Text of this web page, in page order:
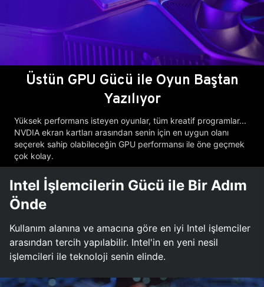
Üstün GPU Gücü ile Oyun Baştan
Yazılıyor
Yüksek performans isteyen oyunlar, tüm kreatif programlar...
NVDIA ekran kartları arasından senin için en uygun olanı
seçerek sahip olabileceğin GPU performansı ile öne geçmek
çok kolay.
Intel İşlemcilerin Gücü ile Bir Adım
Önde
Kullanım alanına ve amacına göre en iyi Intel işlemciler
arasından tercih yapılabilir. Intel'in en yeni nesil
işlemcileri ile teknoloji senin elinde.